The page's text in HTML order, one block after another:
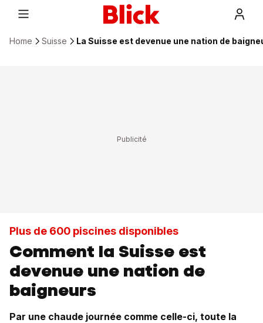
Home Suisse La Suisse est devenue une nation de
Plus de 600 piscines disponibles
Comment la Suisse est
devenue une nation de
baigneurs
Par une chaude journée comme celle-ci, toute la